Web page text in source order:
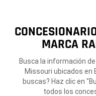
MARCA
Busca la información
Missouri ubicados en
buscas? Haz clic en
todos los